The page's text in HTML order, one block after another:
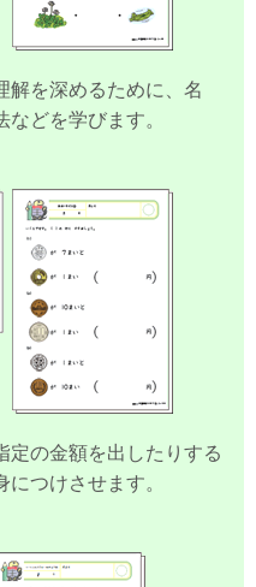
解を深めるために、名
どを学びます。
定の金額を出したりする
つけさせます。